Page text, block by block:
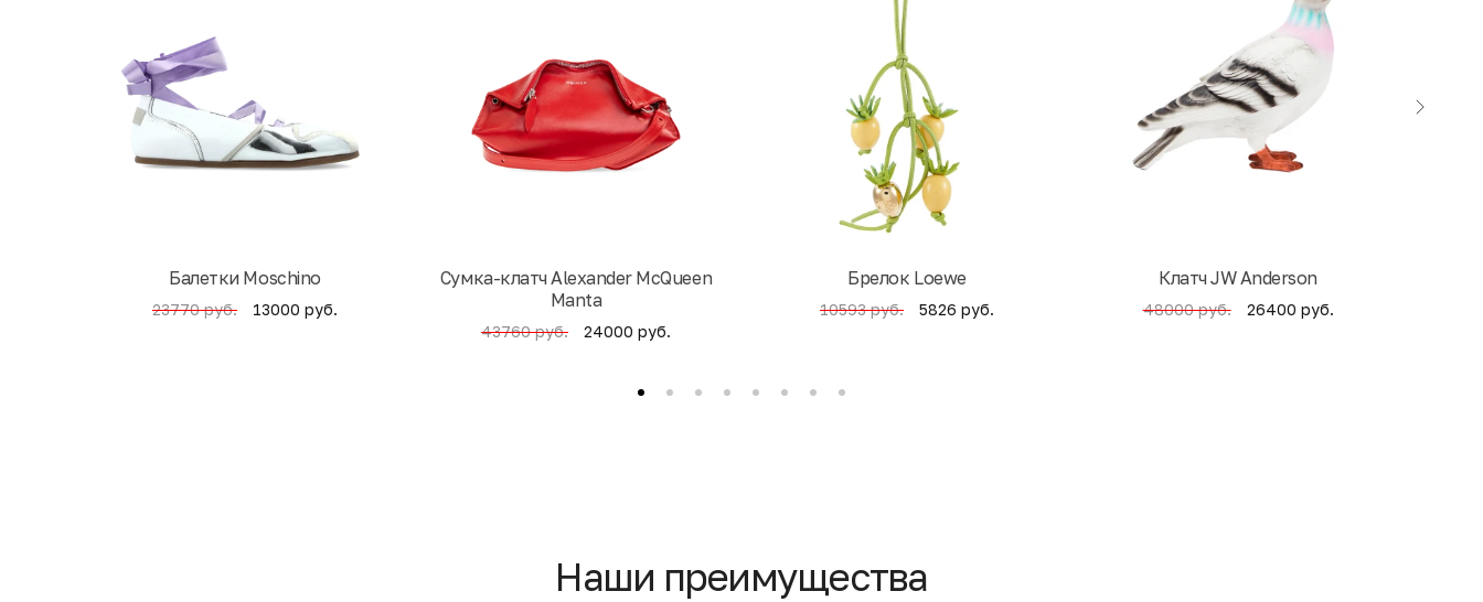
Балетки Moschino
23770 руб. 13000 руб.
Cумка-клатч Alexander McQueen
Manta
43760 руб. 24000 руб.
Брелок Loewe
10593 руб. 5826 руб.
Клатч JW Anderson
48000 руб. 26400 руб.
Наши преимущества